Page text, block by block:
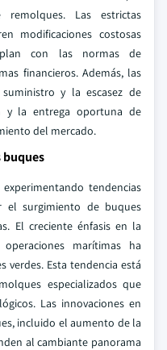
Las estrictas
modificaciones costosas
con las normas de
financieros. Además, las
y la escasez de
y la entrega oportuna de
del mercado.
buques
tendencias
el surgimiento de buques
El creciente énfasis en la
marítimas ha
Esta tendencia está
especializados que
Las innovaciones en
incluido el aumento de la
al cambiante panorama